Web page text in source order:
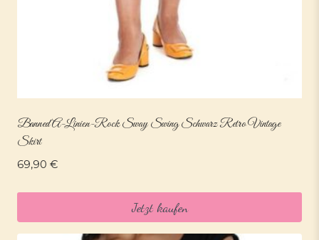
Banned A-Linien-Rock Sway Swing Schwarz Retro Vintage
Skirt
69,90 €
Jetzt kaufen